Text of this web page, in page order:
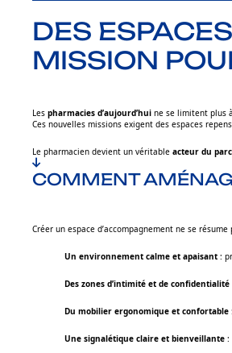
DES
MISSION
Les pharmacies d’aujourd’hui ne se limitent plus
Ces nouvelles missions exigent des espaces
Le pharmacien devient un véritable acteur du
COMMENT
Créer un espace d’accompagnement ne se
Un environnement calme et apaisant :
Des zones d’intimité et de confidentialité
Du mobilier ergonomique et confortable
Une signalétique claire et bienveillante :